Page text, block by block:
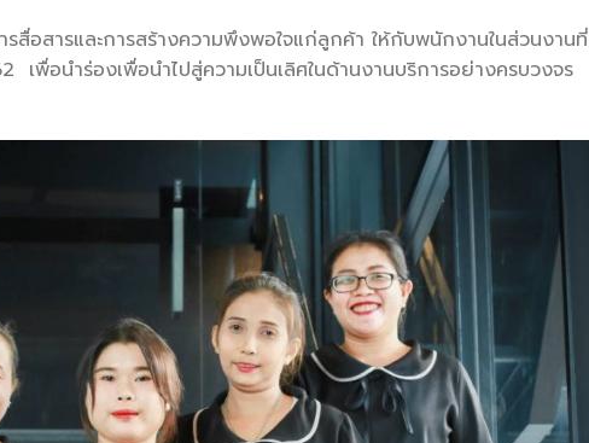
อสารและการสร้างความพึงพอใจแก่ลูกค้า ให้กับพนักงานในส่วนงานที่
พื่อนำร่องเพื่อนำไปสู่ความเป็นเลิศในด้านงานบริการอย่างครบวงจร